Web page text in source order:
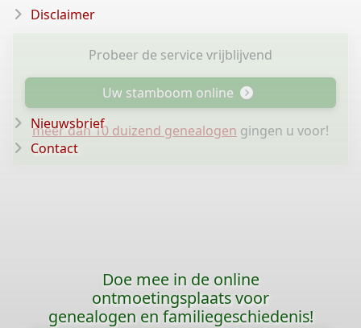
Probeer de service vrijblijvend
Uw stamboom online
meer dan 10 duizend genealogen gingen u voor!
Disclaimer
Nieuwsbrief
Contact
Doe mee in de online
ontmoetingsplaats voor
genealogen en familiegeschiedenis!